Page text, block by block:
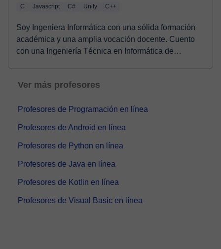
C Javascript C# Unity C++
Soy Ingeniera Informática con una sólida formación
académica y una amplia vocación docente. Cuento
con una Ingeniería Técnica en Informática de
Ver más profesores
Profesores de Programación en línea
Profesores de Android en línea
Profesores de Python en línea
Profesores de Java en línea
Profesores de Kotlin en línea
Profesores de Visual Basic en línea